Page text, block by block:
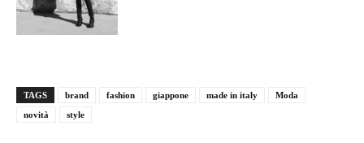
TAGS brand fashion giappone made in italy
Moda
novità
style